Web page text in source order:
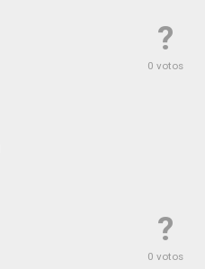
?
0 votos
?
0 votos